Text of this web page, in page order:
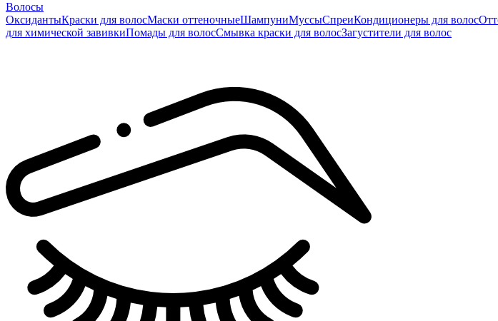
Волосы
ОксидантыКраски для волосМаски оттеночныеШампуниМуссыСпреиКондиционеры для волос
для химической завивкиПомады для волосСмывка краски для волосЗагустители для волос